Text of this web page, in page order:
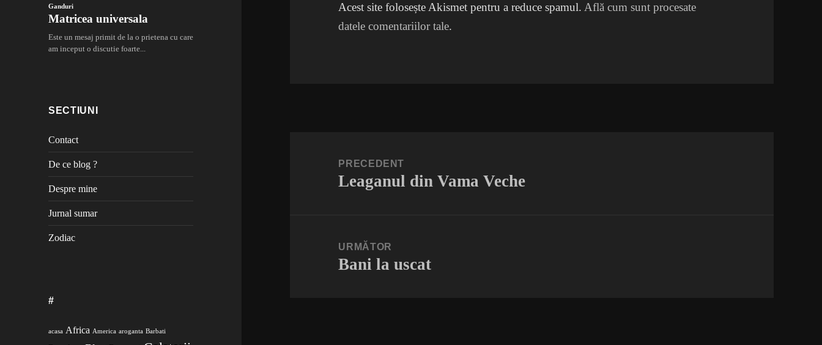
Ganduri
Matricea universala
Este un mesaj primit de la o prietena cu care
am inceput o discutie foarte...
SECTIUNI
Contact
De ce blog ?
Despre mine
Jurnal sumar
Zodiac
#
acasa Africa America aroganta Barbati
Acest site folosește Akismet pentru a reduce spamul. Află cum sunt procesate
datele comentariilor tale.
PRECEDENT
Articolul
Leaganul din Vama Veche
URMĂTOR
Articolul
Bani la uscat